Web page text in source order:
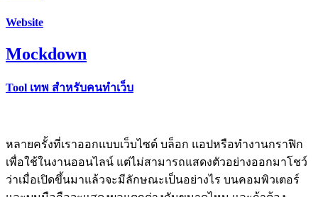
Website
Mockdown
Tool เทพ สำหรับคนทำเว็บ
หลายครั้งที่เราออกแบบเว็บไซต์ บล็อก แอปหรือทำงานกราฟิก
เพื่อใช้ในงานออนไลน์ แต่ไม่สามารถแสดงตัวอย่างออกมาโชว์
ว่าเมื่อเปิดขึ้นมาแล้วจะมีลักษณะเป็นอย่างไร บนคอมพิวเตอร์